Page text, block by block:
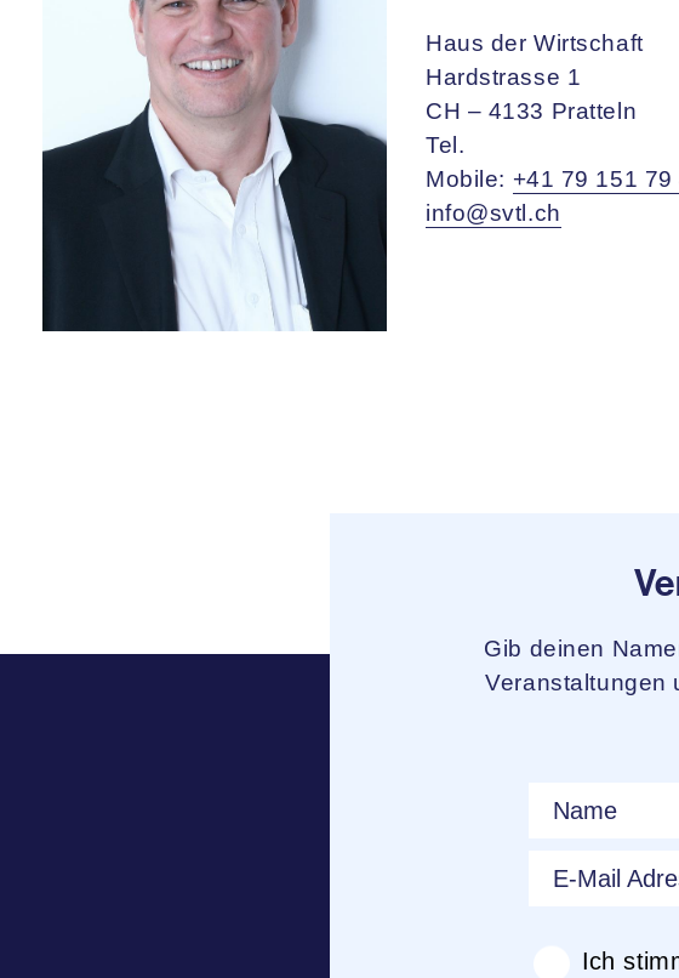
Haus der Wirtschaft
Hardstrasse 1
CH – 4133 Pratteln
Tel.
Mobile: +41 79 151 79
info@svtl.ch
Gib deinen
Veranstaltungen
Ich